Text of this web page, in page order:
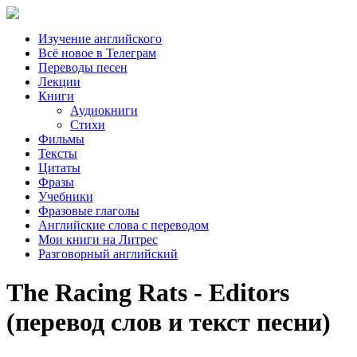
Изучение английского
Всё новое в Телеграм
Переводы песен
Лекции
Книги
Аудиокниги
Стихи
Фильмы
Тексты
Цитаты
Фразы
Учебники
Фразовые глаголы
Английские слова с переводом
Мои книги на Литрес
Разговорный английский
The Racing Rats - Editors
(перевод слов и текст песни)